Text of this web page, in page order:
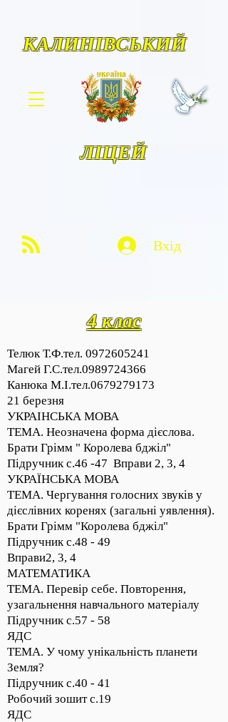
ЛІЦЕЙ
КАЛИНІВСЬКИЙ
Вхід
4 клас
Телюк Т.Ф.тел. 0972605241
Магей Г.С.тел.0989724366
Канюка М.І.тел.0679279173
21 березня
УКРАІНСЬКА МОВА
ТЕМА. Неозначена форма дієслова.
Брати Грімм " Королева бджіл"
Підручник с.46 -47 Вправи 2, 3, 4
УКРАЇНСЬКА МОВА
ТЕМА. Чергування голосних звуків у
дієслівних коренях (загальні уявлення).
Брати Грімм "Королева бджіл"
Підручник с.48 - 49
Вправи2, 3, 4
МАТЕМАТИКА
ТЕМА. Перевір себе. Повторення,
узагальнення навчального матеріалу
Підручник с.57 - 58
ЯДС
ТЕМА. У чому унікальність планети
Земля?
Підручник с.40 - 41
Робочий зошит с.19
ЯДС